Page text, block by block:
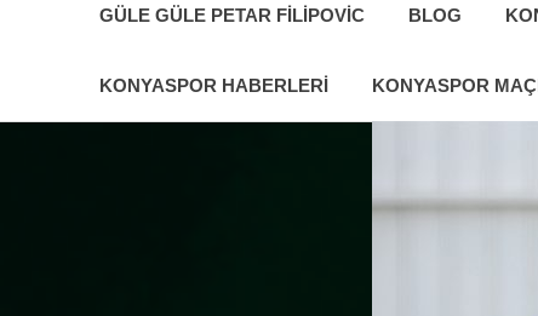
tümGÜLE GÜLE PETAR FILIPOVIC BLOG
KONYASPOR HABERLERI KONYASPOR